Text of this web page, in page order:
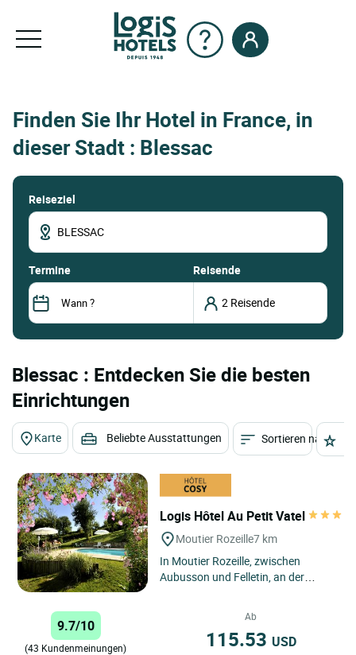
Finden Sie Ihr Hotel in France, in
dieser Stadt : Blessac
Reiseziel
termine Reisende
Blessac : Entdecken Sie die besten
Einrichtungen
Karte Beliebte Ausstattungen Sortieren nach
Logis Hôtel Au Petit Vatel
Moutier Rozeille7 km
In Moutier Rozeille, zwischen
Aubusson und Felletin, an der
9.7/10
(43 Kundenmeinungen)
Ab
115.53 USD